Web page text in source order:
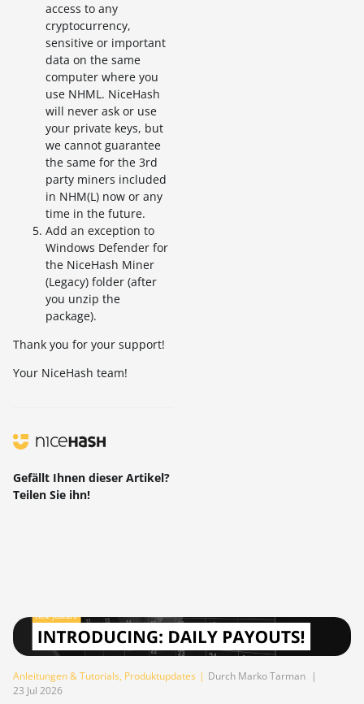
access to any
cryptocurrency,
sensitive or important
data on the same
computer where you
use NHML. NiceHash
will never ask or use
your private keys, but
we cannot guarantee
the same for the 3rd
party miners included
in NHM(L) now or any
time in the future.
Add an exception to
Windows Defender for
the NiceHash Miner
(Legacy) folder (after
you unzip the
package).
Thank you for your support!
Your NiceHash team!
Gefällt Ihnen dieser Artikel?
Teilen Sie ihn!
Anleitungen & Tutorials, Produktupdates | Durch Marko Tarman |
23 Jul 2026